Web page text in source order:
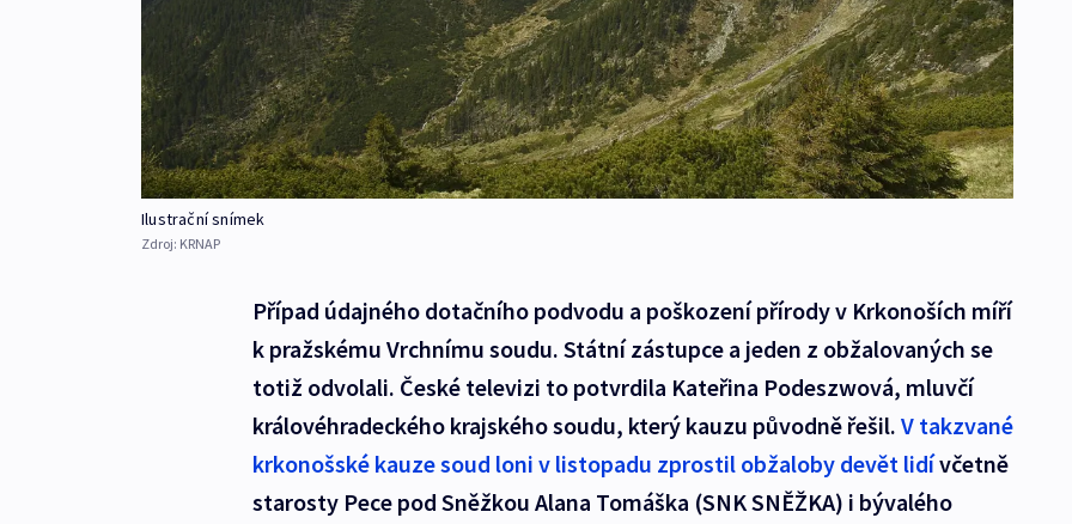
Ilustrační snímek
Zdroj: KRNAP
Případ údajného dotačního podvodu a poškození přírody v Krkonoších míří
k pražskému Vrchnímu soudu. Státní zástupce a jeden z obžalovaných se
totiž odvolali. České televizi to potvrdila Kateřina Podeszwová, mluvčí
královéhradeckého krajského soudu, který kauzu původně řešil. V takzvané
krkonošské kauze soud loni v listopadu zprostil obžaloby devět lidívčetně
starosty Pece pod Sněžkou Alana Tomáška (SNK SNĚŽKA) i bývalého